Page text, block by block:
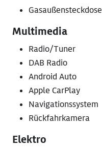
Gasaußensteckdose
Multimedia
Radio/Tuner
DAB Radio
Android Auto
Apple CarPlay
Navigationssystem
Rückfahrkamera
Elektro